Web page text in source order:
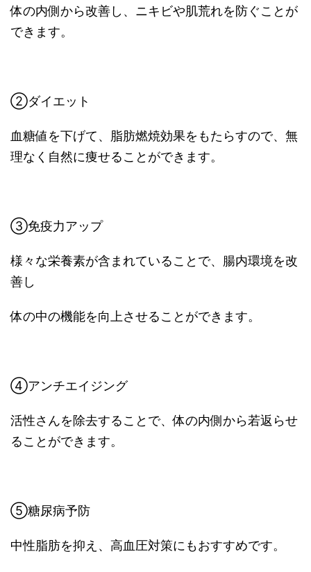
体の内側から改善し、ニキビや肌荒れを防ぐことが
できます。
②ダイエット
血糖値を下げて、脂肪燃焼効果をもたらすので、無
理なく自然に痩せることができます。
③免疫力アップ
様々な栄養素が含まれていることで、腸内環境を改
善し
体の中の機能を向上させることができます。
④アンチエイジング
活性さんを除去することで、体の内側から若返らせ
ることができます。
⑤糖尿病予防
中性脂肪を抑え、高血圧対策にもおすすめです。